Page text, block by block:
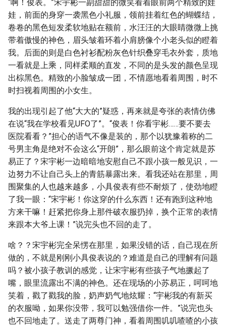
“啊！俊表。”宋宇彬一副甜甜的微笑看着眼前两个精致的娃
娃，前面的身穿一袭黑色小礼服，领前挂着红色的蝴蝶结，
卷卷的黑色短发柔软地贴在额前，水汪汪的大眼睛微微上挑
带着傲慢的神色，眉头皱着环着小肩膀像个小老头似的瞪着
我。后面的则是白色衬衫配粉灰色针织叠穿毛衣外套，质地
一看就是上乘，同样柔顺的直发，不同的是头发的颜色呈现
出棕黑色。精致的小脸皱成一团，不情愿地看着周围，时不
时扫视着周围的小女生。
我的出现引起了他“大大的”疑惑，再来就是夸张的表情仿佛
在说“我在学校看见UFO了”。“俊表！你看宇彬……要不要去
医院看看？”担心的语气不像是装的，那个以犹豫着称的二
号男主角是绝对不会这么“开朗”，那么眼前这个肯定就是苏
易正了？宋宇彬一边暗暗地安慰自己不跟小孩一般见识，一
边努力不让自己头上的青筋暴露出来。看我还站在那里，周
围聚集的人也越来越多，小具俊表有些不耐烦了，使劲地瞪
了我一眼：“宋宇彬！你这穿的什么东西！还有跑到这种地
方来干嘛！赶紧把你身上那件破衣服扔掉，换个正常的表情
来跟本大爷上课！”说完头也不回的走了。
啥？？宋宇彬完全呆愣在那里，如果没错的话，自己现在所
做的，不就是刚刚小具俊表说的？难道是自己的理解有问题
吗？被小孩子教训的感觉，让宋宇彬有些孩子气地撅起了
嘴，眼里流露出不满的神色。还在现场的小苏易正，呵呵地
笑着，戳了戳我的脸，奶声奶气地炫耀：“宇彬我的有新买
的衣服呦，如果你没带，我可以勉强借你一件。”说完也头
也不回地走了。送走了两尊门神，看着周围叽叽喳喳的小孩